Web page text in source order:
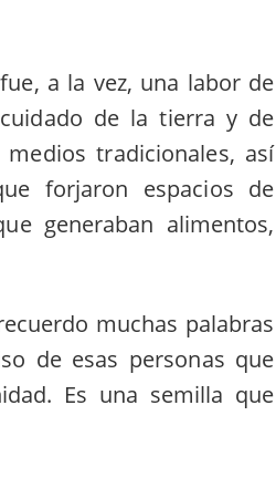
a la vez, una labor de
de la tierra y de
tradicionales, así
forjaron espacios de
generaban alimentos,
muchas palabras
de esas personas que
Es una semilla que